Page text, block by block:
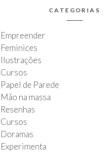
CATEGORIAS
Empreender
Feminices
Ilustrações
Cursos
Papel de Parede
Mão na massa
Resenhas
Cursos
Doramas
Experimenta